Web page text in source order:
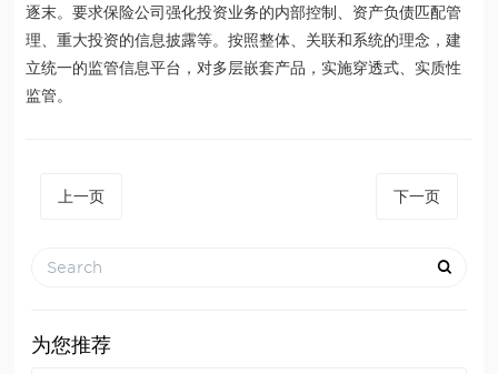
逐末。要求保险公司强化投资业务的内部控制、资产负债匹配管
理、重大投资的信息披露等。按照整体、关联和系统的理念，建
立统一的监管信息平台，对多层嵌套产品，实施穿透式、实质性
监管。
上一页 下一页
为您推荐